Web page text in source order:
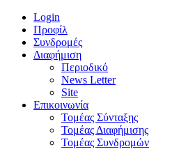
Login
Προφίλ
Συνδρομές
Διαφήμιση
Περιοδικό
News Letter
Site
Επικοινωνία
Τομέας Σύνταξης
Τομέας Διαφήμισης
Τομέας Συνδρομών